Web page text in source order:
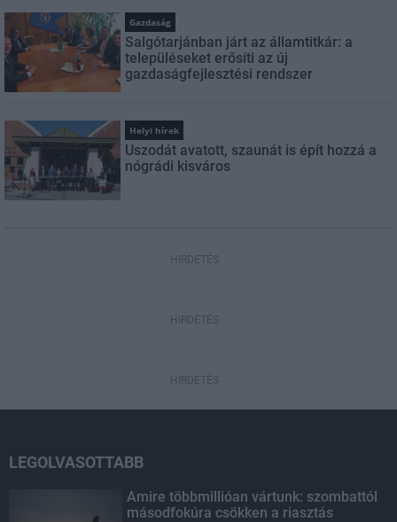
Gazdaság
Salgótarjánban járt az államtitkár: a
településeket erősíti az új
gazdaságfejlesztési rendszer
Helyi hírek
Uszodát avatott, szaunát is épít hozzá a
nógrádi kisváros
HIRDETÉS
HIRDETÉS
HIRDETÉS
LEGOLVASOTTABB
Amire többmillióan vártunk: szombattól
másodfokúra csökken a riasztás